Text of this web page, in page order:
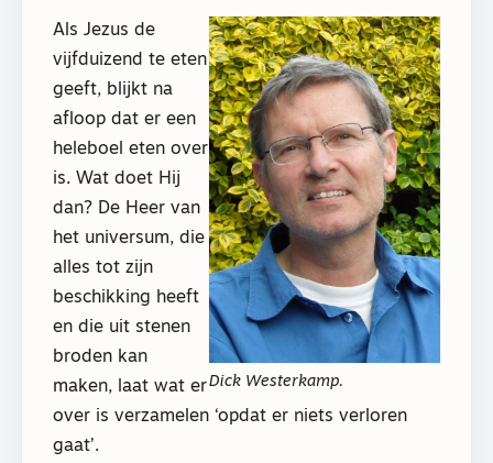
Dick Westerkamp.
Als Jezus de
vijfduizend te eten
geeft, blijkt na
afloop dat er een
heleboel eten over
is. Wat doet Hij
dan? De Heer van
het universum, die
alles tot zijn
beschikking heeft
en die uit stenen
broden kan
maken, laat wat er
over is verzamelen ‘opdat er niets verloren
gaat’.